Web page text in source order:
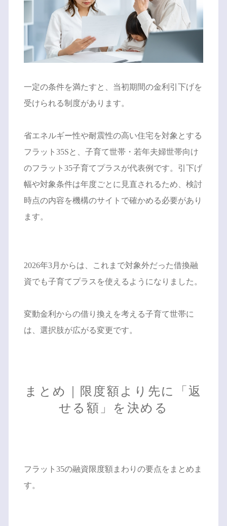
一定の条件を満たすと、当初期間の金利引下げを
受けられる制度があります。
省エネルギー性や耐震性の高い住宅を対象とする
フラット35Sと、子育て世帯・若年夫婦世帯向け
のフラット35子育てプラスが代表例です。引下げ
幅や対象条件は年度ごとに見直されるため、検討
時点の内容を機構のサイトで確かめる必要があり
ます。
2026年3月からは、これまで対象外だった借換融
資でも子育てプラスを使えるようになりました。
変動金利からの借り換えを考える子育て世帯に
は、選択肢が広がる変更です。
まとめ｜限度額より先に「返
せる額」を決める
フラット35の融資限度額まわりの要点をまとめま
す。